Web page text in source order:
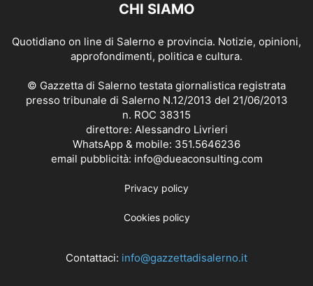
CHI SIAMO
Quotidiano on line di Salerno e provincia. Notizie, opinioni,
approfondimenti, politica e cultura.
© Gazzetta di Salerno testata giornalistica registrata
presso tribunale di Salerno N.12/2013 del 21/06/2013
n. ROC 38315
direttore: Alessandro Livrieri
WhatsApp & mobile: 351.5646236
email pubblicità: info@dueaconsulting.com
Privacy policy
Cookies policy
Contattaci: info@gazzettadisalerno.it